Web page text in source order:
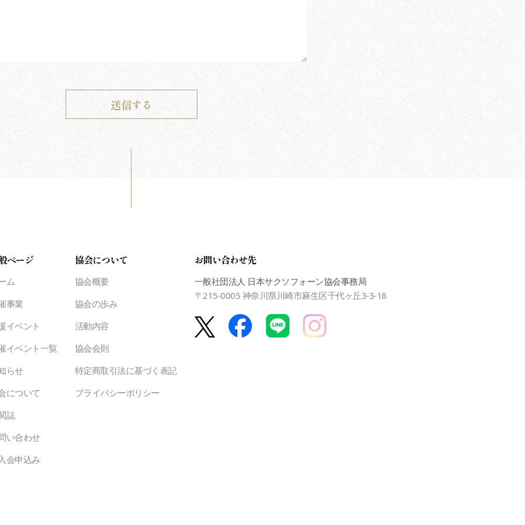
ページ
ム
事業
イベント
イベント一覧
らせ
について
誌
い合わせ
会申込み
協会について
協会概要
協会の歩み
活動内容
協会会則
特定商取引法に基づく表記
プライバシーポリシー
お問い合わせ先
一般社団法人 日本サクソフォーン協会事務局
〒215-0005 神奈川県川崎市麻生区千代ヶ丘3-3-18